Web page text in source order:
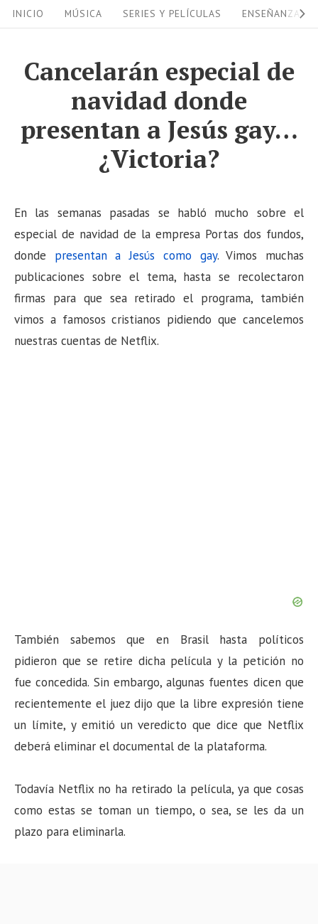
k
i
INICIO MÚSICA SERIES Y PELÍCULAS ENSEÑANZAS
Cancelarán especial de
navidad donde
presentan a Jesús gay…
¿Victoria?
En las semanas pasadas se habló mucho sobre el
especial de navidad de la empresa Portas dos fundos,
donde presentan a Jesús como gay. Vimos muchas
publicaciones sobre el tema, hasta se recolectaron
firmas para que sea retirado el programa, también
vimos a famosos cristianos pidiendo que cancelemos
nuestras cuentas de Netflix.
También sabemos que en Brasil hasta políticos
pidieron que se retire dicha película y la petición no
fue concedida. Sin embargo, algunas fuentes dicen que
recientemente el juez dijo que la libre expresión tiene
un límite, y emitió un veredicto que dice que Netflix
deberá eliminar el documental de la plataforma.
Todavía Netflix no ha retirado la película, ya que cosas
como estas se toman un tiempo, o sea, se les da un
plazo para eliminarla.